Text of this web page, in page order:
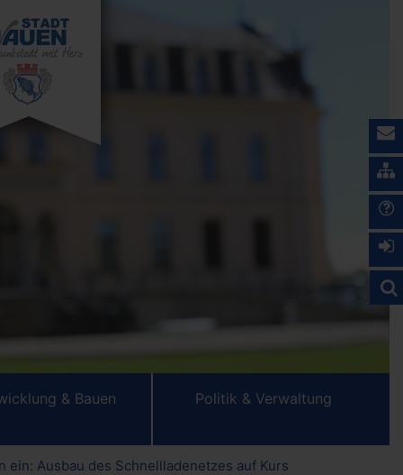
& Bauen Politik & Verwaltung
Ausbau des Schnellladenetzes auf Kurs